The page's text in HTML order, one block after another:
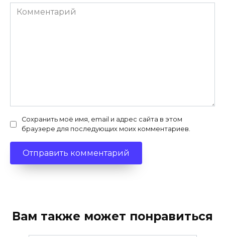
Комментарий
Сохранить моё имя, email и адрес сайта в этом
браузере для последующих моих комментариев.
Вам также может понравиться